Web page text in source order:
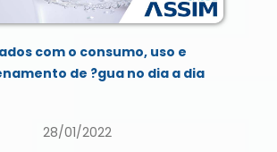
com o consumo, uso e
de ?gua no dia a dia
28/01/2022